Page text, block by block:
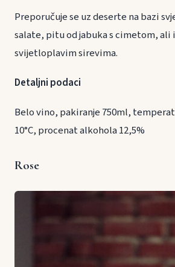
Preporučuje se uz deserte na bazi
salate, pitu od jabuka s cimetom, ali
svijetloplavim sirevima.
Detaljni podaci
Belo vino, pakiranje 750ml,
10°C, procenat alkohola 12,5%
Rose